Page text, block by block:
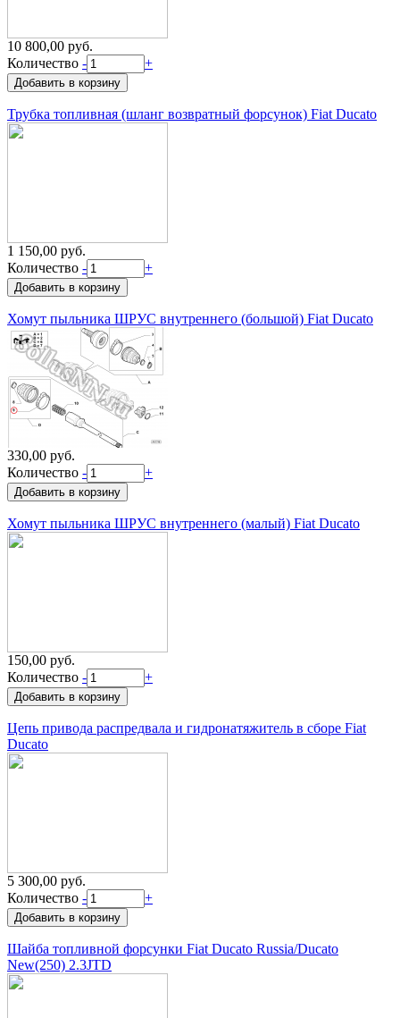
10 800,00 руб.
Количество - +
Трубка топливная (шланг возвратный форсунок) Fiat Ducato
1 150,00 руб.
Количество - +
Хомут пыльника ШРУС внутреннего (большой) Fiat Ducato
330,00 руб.
Количество - +
Хомут пыльника ШРУС внутреннего (малый) Fiat Ducato
150,00 руб.
Количество - +
Цепь привода распредвала и гидронатяжитель в сборе Fiat
Ducato
5 300,00 руб.
Количество - +
Шайба топливной форсунки Fiat Ducato Russia/Ducato
New(250) 2.3JTD